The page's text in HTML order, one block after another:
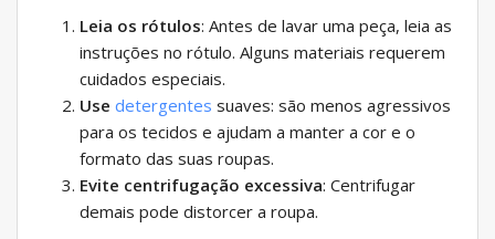
Leia os rótulos: Antes de lavar uma peça, leia as
instruções no rótulo. Alguns materiais requerem
cuidados especiais.
Use detergentes suaves: são menos agressivos
para os tecidos e ajudam a manter a cor e o
formato das suas roupas.
Evite centrifugação excessiva: Centrifugar
demais pode distorcer a roupa.